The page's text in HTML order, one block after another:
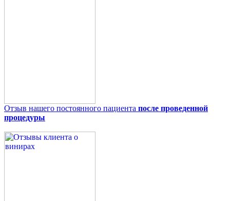
Отзыв нашего постоянного пациента после проведенной
процедуры